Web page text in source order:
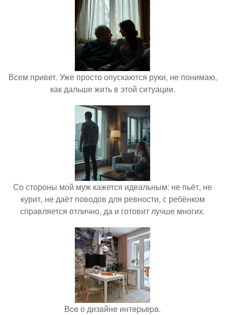
Всем привет. Уже просто опускаются руки, не понимаю,
как дальше жить в этой ситуации.
Со стороны мой муж кажется идеальным: не пьёт, не
курит, не даёт поводов для ревности, с ребёнком
справляется отлично, да и готовит лучше многих.
Bce o дизaйнe интepьepa.